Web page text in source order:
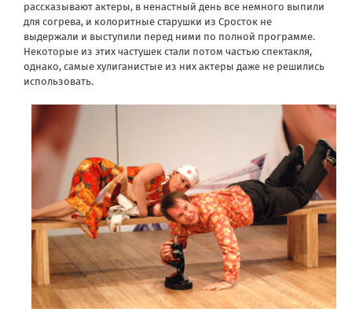
рассказывают актеры, в ненастный день все немного выпили
для согрева, и колоритные старушки из Сросток не
выдержали и выступили перед ними по полной программе.
Некоторые из этих частушек стали потом частью спектакля,
однако, самые хулиганистые из них актеры даже не решились
использовать.